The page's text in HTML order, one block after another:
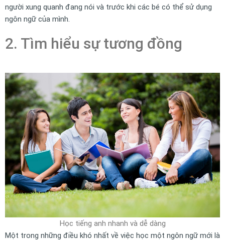
người xung quanh đang nói và trước khi các bé có thể sử dụng
ngôn ngữ của mình.
2. Tìm hiểu sự tương đồng
Học tiếng anh nhanh và dễ dàng
Một trong những điều khó nhất về việc học một ngôn ngữ mới là